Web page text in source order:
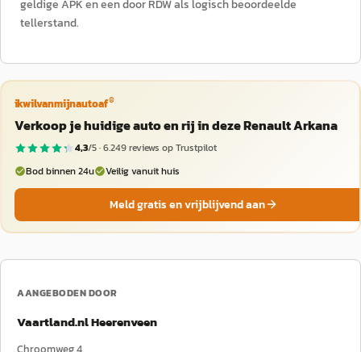
geldige APK en een door RDW als logisch beoordeelde
tellerstand.
ikwilvanmijnautoaf®
Verkoop je huidige auto en rij in deze Renault Arkana
4,3/5 ·6.249reviews op Trustpilot
Bod binnen 24u
Veilig vanuit huis
Meld gratis en vrijblijvend aan
AANGEBODEN DOOR
Vaartland.nl Heerenveen